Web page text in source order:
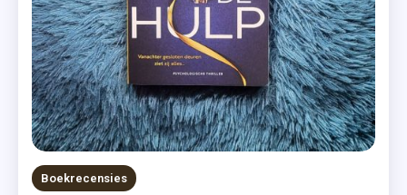
Boekrecensies